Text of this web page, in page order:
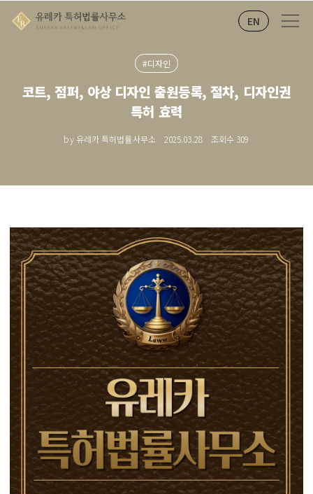
EN
#디자인
코트, 점퍼, 야상 디자인 출원등록, 절차, 디자인권
특허 효력
by 유레카 특허법률사무소 2025.03.28 조회수 309